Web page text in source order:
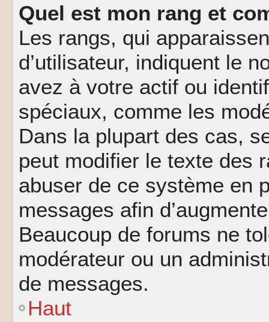
Quel est mon rang et
Les rangs, qui
d’utilisateur, indiquent le
avez à votre actif ou
spéciaux, comme les
Dans la plupart des cas,
peut modifier le texte des
abuser de ce système en
messages afin
Beaucoup de forums ne
modérateur ou un
de messages.
Haut